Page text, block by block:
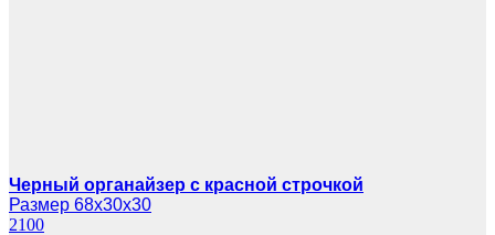
Черный органайзер с красной строчкой
Размер 68х30х30
2100